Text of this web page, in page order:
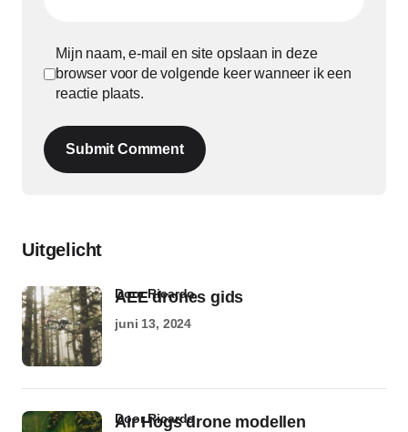
Mijn naam, e-mail en site opslaan in deze
browser voor de volgende keer wanneer ik een
reactie plaats.
Submit Comment
Uitgelicht
AEE drones gids
door Ricardo
juni 13, 2024
Air Hogs drone modellen
door Ricardo